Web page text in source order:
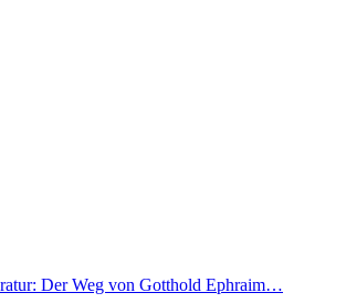
Der Weg von Gotthold Ephraim…